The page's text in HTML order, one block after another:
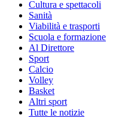
Cultura e spettacoli
Sanità
Viabilità e trasporti
Scuola e formazione
Al Direttore
Sport
Calcio
Volley
Basket
Altri sport
Tutte le notizie